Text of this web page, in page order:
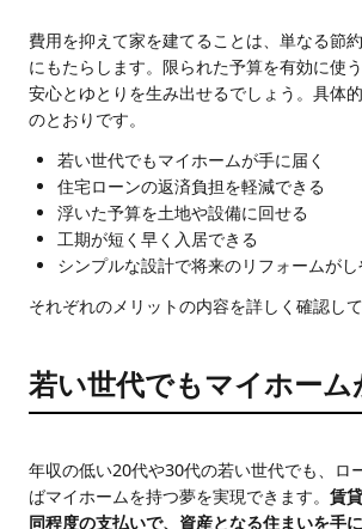
費用を抑えて家を建てることは、単なる節
にもたらします。限られた予算を有効に使
安心とゆとりを生み出せるでしょう。具体
のとおりです。
若い世代でもマイホームが手に届く
住宅ローンの返済負担を軽減できる
浮いた予算を土地や設備に回せる
工期が短く早く入居できる
シンプルな設計で将来のリフォームが
それぞれのメリットの内容を詳しく確認して
若い世代でもマイホーム
年収の低い20代や30代の若い世代でも、ロ
ばマイホームを持つ夢を実現できます。 賃
同程度の支払いで、資産となる住まいを手